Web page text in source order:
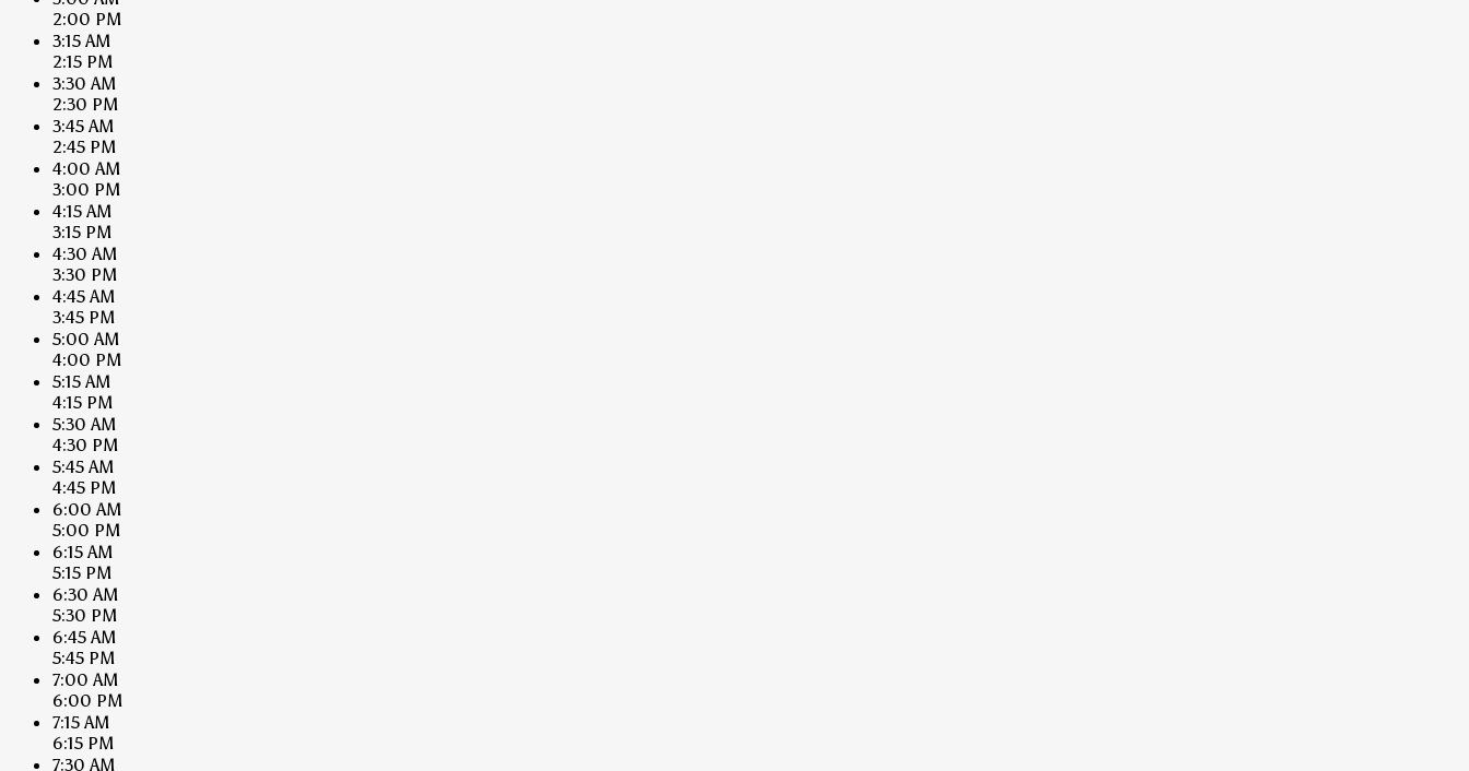
2:00 PM
3:15 AM
2:15 PM
3:30 AM
2:30 PM
3:45 AM
2:45 PM
4:00 AM
3:00 PM
4:15 AM
3:15 PM
4:30 AM
3:30 PM
4:45 AM
3:45 PM
5:00 AM
4:00 PM
5:15 AM
4:15 PM
5:30 AM
4:30 PM
5:45 AM
4:45 PM
6:00 AM
5:00 PM
6:15 AM
5:15 PM
6:30 AM
5:30 PM
6:45 AM
5:45 PM
7:00 AM
6:00 PM
7:15 AM
6:15 PM
7:30 AM